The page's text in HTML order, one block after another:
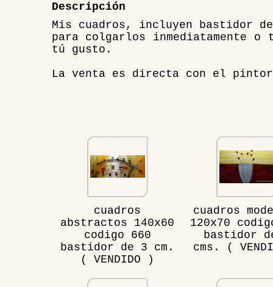
Descripción
Mis cuadros, incluyen bastidor
para colgarlos inmediatamente
tú gusto.
La venta es directa con el pintor
cuadros
abstractos 140x60
codigo 660
bastidor de 3 cm.
( VENDIDO )
cuadros
120x70
bastidor
cms. (